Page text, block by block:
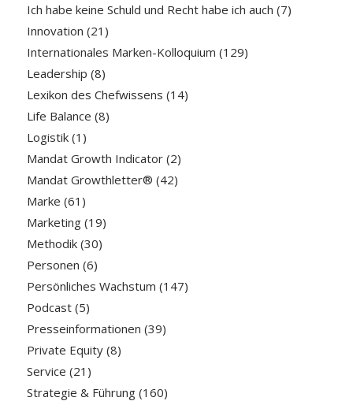
Ich habe keine Schuld und Recht habe ich auch (7)
Innovation (21)
Internationales Marken-Kolloquium (129)
Leadership (8)
Lexikon des Chefwissens (14)
Life Balance (8)
Logistik(1)
Mandat Growth Indicator(2)
Mandat Growthletter® (42)
Marke (61)
Marketing(19)
Methodik(30)
Personen (6)
Persönliches Wachstum (147)
Podcast(5)
Presseinformationen (39)
Private Equity(8)
Service (21)
Strategie & Führung(160)